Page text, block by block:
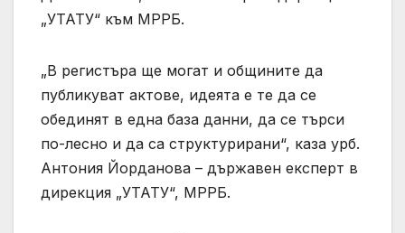
„УТАТУ“ към МРРБ.
„В регистъра ще могат и общините да
публикуват актове, идеята е те да се
обединят в една база данни, да се търси
по-лесно и да са структурирани“, каза урб.
Антония Йорданова – държавен експерт в
дирекция „УТАТУ“, МРРБ.